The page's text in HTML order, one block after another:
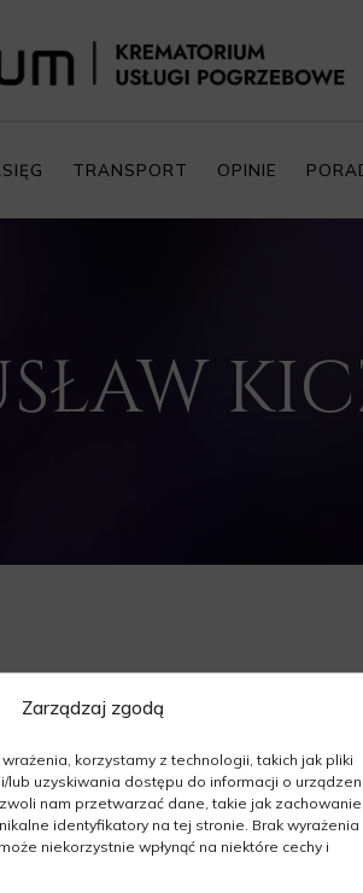
Zarządzaj zgodą
korzystamy z technologii, takich jak pliki
lub uzyskiwania dostępu do informacji o
nam przetwarzać dane, takie jak zachowanie
identyfikatory na tej stronie. Brak wyrażenia
niekorzystnie wpłynąć na niektóre cechy i
TRANSPORT OPINIE
zawiadamiamy, że dnia